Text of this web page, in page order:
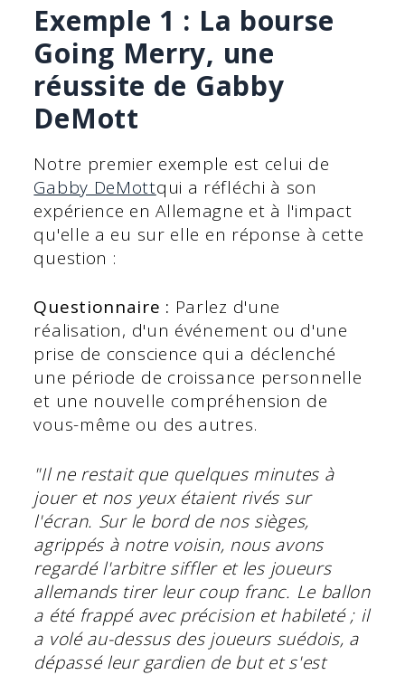
Exemple 1 : La bourse
Going Merry, une
réussite de Gabby
DeMott
Notre premier exemple est celui de
Gabby DeMottqui a réfléchi à son
expérience en Allemagne et à l'impact
qu'elle a eu sur elle en réponse à cette
question :
Questionnaire : Parlez d'une
réalisation, d'un événement ou d'une
prise de conscience qui a déclenché
une période de croissance personnelle
et une nouvelle compréhension de
vous-même ou des autres.
"Il ne restait que quelques minutes à
jouer et nos yeux étaient rivés sur
l'écran. Sur le bord de nos sièges,
agrippés à notre voisin, nous avons
regardé l'arbitre siffler et les joueurs
allemands tirer leur coup franc. Le ballon
a été frappé avec précision et habileté ; il
a volé au-dessus des joueurs suédois, a
dépassé leur gardien de but et s'est